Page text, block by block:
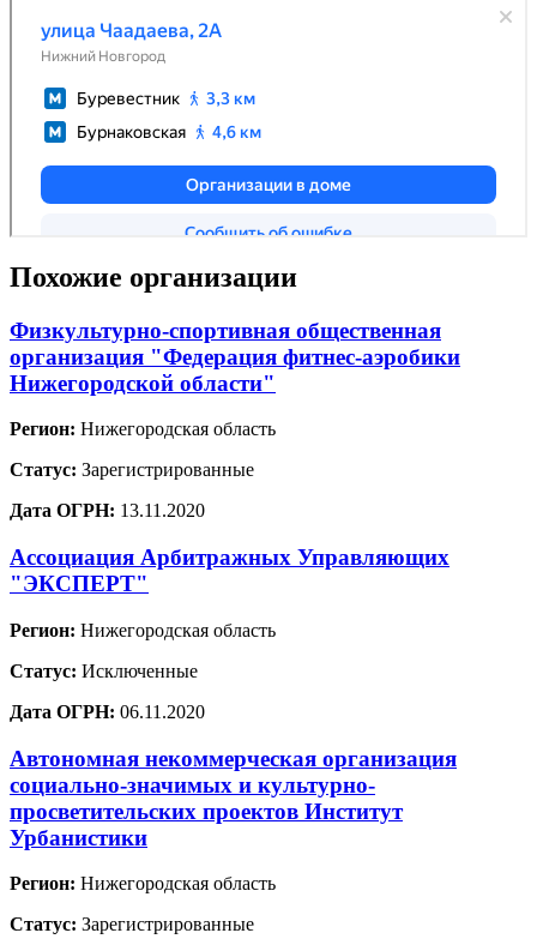
Похожие организации
Физкультурно-спортивная общественная
организация "Федерация фитнес-аэробики
Нижегородской области"
Регион: Нижегородская область
Статус: Зарегистрированные
Дата ОГРН: 13.11.2020
Ассоциация Арбитражных Управляющих
"ЭКСПЕРТ"
Регион: Нижегородская область
Статус: Исключенные
Дата ОГРН: 06.11.2020
Автономная некоммерческая организация
социально-значимых и культурно-
просветительских проектов Институт
Урбанистики
Регион: Нижегородская область
Статус: Зарегистрированные